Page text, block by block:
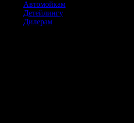
Автомойкам
Детейлингу
Дилерам